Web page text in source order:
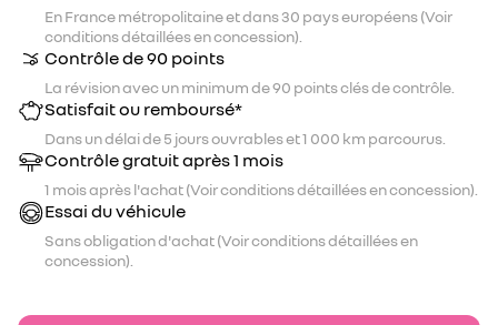
En France métropolitaine et dans 30 pays européens (Voir
conditions détaillées en concession).
Contrôle de 90 points
La révision avec un minimum de 90 points clés de contrôle.
Satisfait ou remboursé*
Dans un délai de 5 jours ouvrables et 1 000 km parcourus.
Contrôle gratuit après 1 mois
1 mois après l'achat (Voir conditions détaillées en concession).
Essai du véhicule
Sans obligation d'achat (Voir conditions détaillées en
concession).